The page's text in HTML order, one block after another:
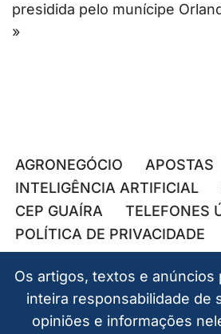
presidida pelo munícipe
»
AGRONEGÓCIO APOSTAS
INTELIGÊNCIA ARTIFICIAL
CEP GUAÍRA
TELEFONES
POLÍTICA DE PRIVACIDADE
Os artigos, textos e anúncios
inteira responsabilidade de
opiniões e informações